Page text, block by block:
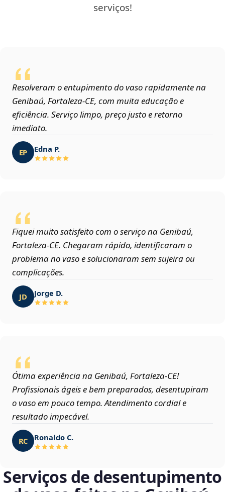
serviços!
Resolveram o entupimento do vaso rapidamente na
Genibaú, Fortaleza‑CE, com muita educação e
eficiência. Serviço limpo, preço justo e retorno
imediato.
EP Edna P.
Fiquei muito satisfeito com o serviço na Genibaú,
Fortaleza‑CE. Chegaram rápido, identificaram o
problema no vaso e solucionaram sem sujeira ou
complicações.
JD Jorge D.
Ótima experiência na Genibaú, Fortaleza‑CE!
Profissionais ágeis e bem preparados, desentupiram
o vaso em pouco tempo. Atendimento cordial e
resultado impecável.
RC Ronaldo C.
Serviços de desentupimento